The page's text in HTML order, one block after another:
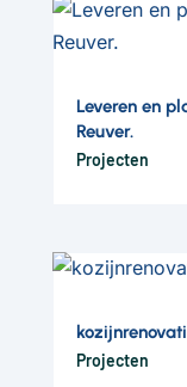
Leveren en
Reuver.
Projecten
Projecten